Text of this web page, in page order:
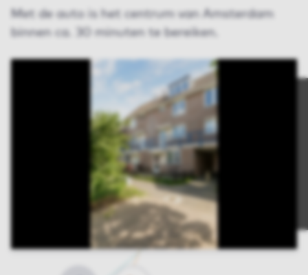
Met de auto is het centrum van Amsterdam
binnen ca. 30 minuten te bereiken.